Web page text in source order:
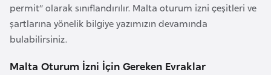
r
i
permit” olarak sınıflandırılır. Malta oturum izni çeşitleri ve
şartlarına yönelik bilgiye yazımızın devamında
bulabilirsiniz.
Malta Oturum İzni İçin Gereken Evraklar
y
a
A